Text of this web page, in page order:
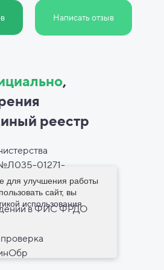
Написать отзыв
,
реестр
01271-
в ФИС ФРДО
для улучшения работы
сайт, вы
использования